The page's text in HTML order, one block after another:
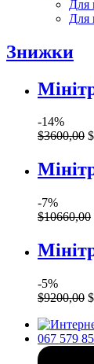
Для
Для
Знижки
-14%
$3600,00 $
-7%
$10660,00
-5%
$9200,00 $
067 579